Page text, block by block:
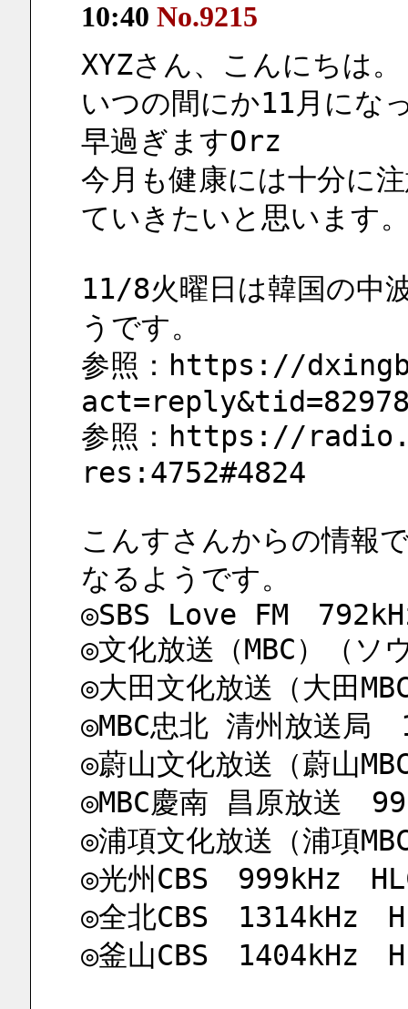
10:40 No.9215
XYZさん、こんにちは。
いつの間にか11月にな
早過ぎますOrz
今月も健康には十分に
ていきたいと思います
11/8火曜日は韓国の中
うです。
参照：https://
参照：https://
res:4752#4824
こんすさんからの情報
なるようです。
◎SBS Love FM　
◎文化放送（MBC）（ソ
◎大田文化放送（大田
◎MBC忠北 清州放送局
◎蔚山文化放送（蔚山
◎MBC慶南 昌原放送　
◎浦項文化放送（浦項
◎光州CBS　999kHz　
◎全北CBS　1314kHz　
◎釜山CBS　1404kHz　